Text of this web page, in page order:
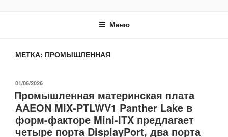
Меню
МЕТКА: ПРОМЫШЛЕННАЯ
ОПУБЛИКОВАНО
01/06/2026
Промышленная материнская плата
AAEON MIX-PTLWV1 Panther Lake в
форм-факторе Mini-ITX предлагает
четыре порта DisplayPort, два порта